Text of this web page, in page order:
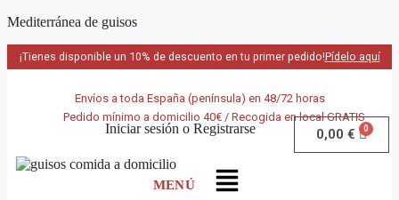
Mediterránea de guisos
¡Tienes disponible un 10% de descuento en tu primer pedido!Pídelo aquí
Envíos a toda España (península) en 48/72 horas
Pedido mínimo a domicilio 40€ / Recogida en local GRATIS
Iniciar sesión o Registrarse 0,00 €